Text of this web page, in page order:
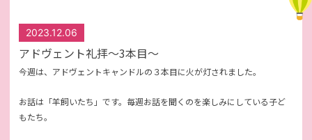
2023.12.06
アドヴェント礼拝〜3本目〜
今週は、アドヴェントキャンドルの３本目に火が灯されました。
お話は「羊飼いたち」です。毎週お話を聞くのを楽しみにしている子ど
もたち。